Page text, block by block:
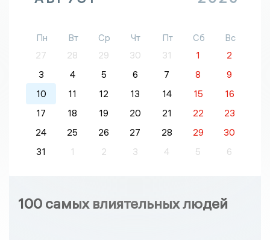
Пн Вт Ср Чт Пт Сб
Вс
27
28 29 30 31 1
2
3
4 5 6 7 8
9
10
11 12 13 14 15
16
17
18 19 20 21 22
23
24
25 26 27 28 29
30
31
1 2 3 4 5 6
100 самых влиятельных людей